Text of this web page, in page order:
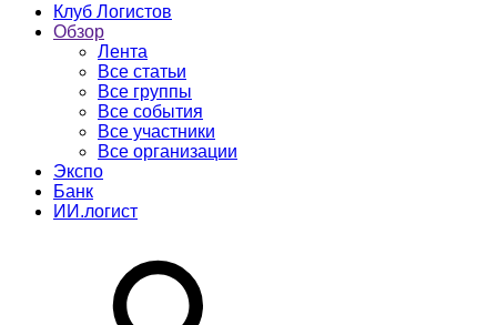
Клуб Логистов
Обзор
Лента
Все статьи
Все группы
Все события
Все участники
Все организации
Экспо
Банк
ИИ.логист